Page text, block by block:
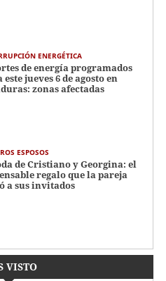
ENERGÉTICA
de energía programados
este jueves 6 de agosto en
zonas afectadas
ESPOSOS
de Cristiano y Georgina: el
regalo que la pareja
a sus invitados
VISTO